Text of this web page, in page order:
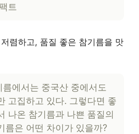
트
렴하고, 품질 좋은 참기름을 맛
름에서는 중국산 중에서도
고집하고 있다. 그렇다면 좋
나온 참기름과 나쁜 품질의
름은 어떤 차이가 있을까?